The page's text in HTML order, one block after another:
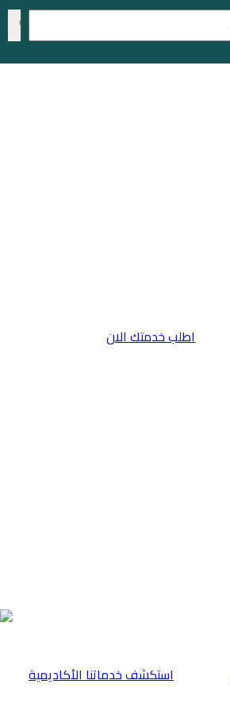
اطلب خدمتك الان
⁠استكشف خدماتنا الأكاديمية